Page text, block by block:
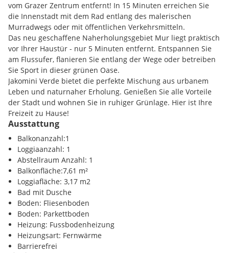
Das parkähnliche Grundstück mit altem Baumbestand und
unverkennbarem Flair bildet die Kulisse für architektonische
Meisterwerke, geschaffen vom renommierten Grazer
Architekturteam Schwarz-Platzer und Pentaplan. Diese
Gebäude bieten nicht nur hohe Wohn- und Freizeitqualität,
sondern auch großzügige Grünflächen, die von zentralen
Sichtachsen ins Grüne durchzogen sind.
Jakomini Verde ist mehr als nur ein Viertel - es ist ein
lebendiges Ensemble aus ruhigen und pulsierenden Orten,
die Sie nicht mehr loslassen werden. Die italienische Stadt
dient als Vorbild für gelebte Urbanität: wunderschöne Plätze,
grüne Parks, belebte Straßen und Cafés. In Italien spielt sich
das Leben draußen ab! Jakomini Verde entspricht diesem
Muster - der Wohnraum im autofreien grünen Viertel wird
auf vielfältige Weise ins Freie erweitert.
Lieben Sie die Stadt und träumen von grünem Wohnen?
Jakomini Verde vereint beides in einem harmonischen
Einklang. Auf historischem Boden, dem grünen Areal der
ehemaligen Kattunfabrik und Kirchner Kaserne, entsteht ein
urbanes Dorf, das Land- und Stadtcharaktere mit einer
Extraportion Lebensqualität verbindet.
vom Grazer Zentrum entfernt! In 15 Minuten erreichen Sie
die Innenstadt mit dem Rad entlang des malerischen
Murradwegs oder mit öffentlichen Verkehrsmitteln.
Das neu geschaffene Naherholungsgebiet Mur liegt praktisch
vor Ihrer Haustür - nur 5 Minuten entfernt. Entspannen Sie
am Flussufer, flanieren Sie entlang der Wege oder betreiben
Sie Sport in dieser grünen Oase.
Jakomini Verde bietet die perfekte Mischung aus urbanem
Leben und naturnaher Erholung. Genießen Sie alle Vorteile
der Stadt und wohnen Sie in ruhiger Grünlage. Hier ist Ihre
Freizeit zu Hause!
Region:Seifenfabrik
Infrastruktur / Entfernungen
Gesundheit
Arzt <275m
Apotheke <650m
Klinik <1675m
Krankenhaus <2475m
Ausstattung
Balkonanzahl:1
Loggiaanzahl: 1
Abstellraum Anzahl: 1
Balkonfläche:7,61 m²
Loggiafläche: 3,17 m2
Bad mit Dusche
Boden: Fliesenboden
Boden: Parkettboden
Heizung: Fussbodenheizung
Heizungsart: Fernwärme
Barrierefrei